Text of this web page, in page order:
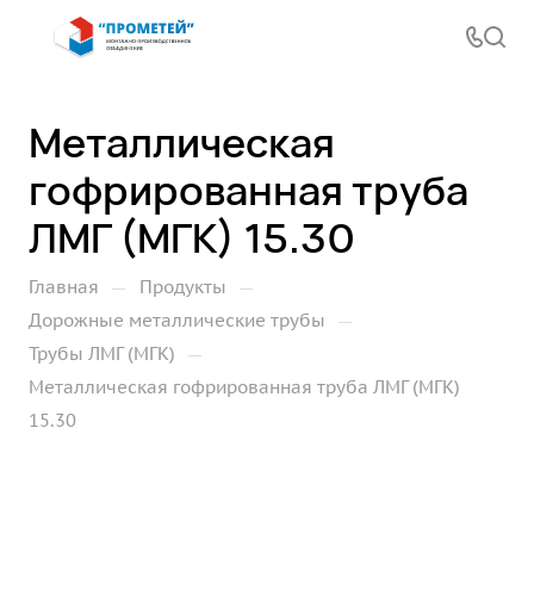
Металлическая
гофрированная труба
ЛМГ (МГК) 15.30
Главная — Продукты —
Дорожные металлические трубы —
Трубы ЛМГ (МГК) —
Металлическая гофрированная труба ЛМГ (МГК)
15.30